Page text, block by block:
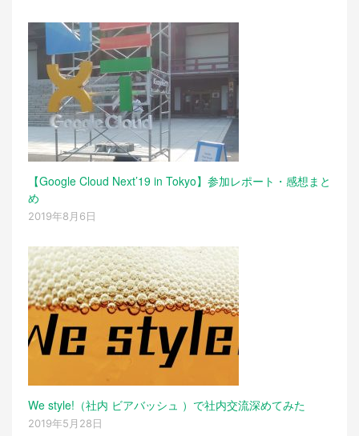
【Google Cloud Next’19 in Tokyo】参加レポート・感想まと
め
2019年8月6日
We style!（社内 ビアバッシュ ）で社内交流深めてみた
2019年5月28日